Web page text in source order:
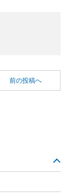
前の投稿へ